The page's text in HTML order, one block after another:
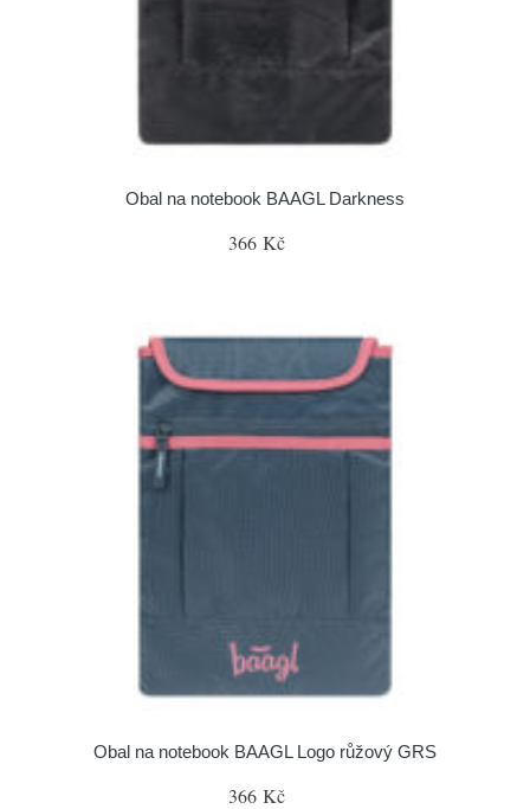
Obal na notebook BAAGL Darkness
366 Kč
Obal na notebook BAAGL Logo růžový GRS
366 Kč